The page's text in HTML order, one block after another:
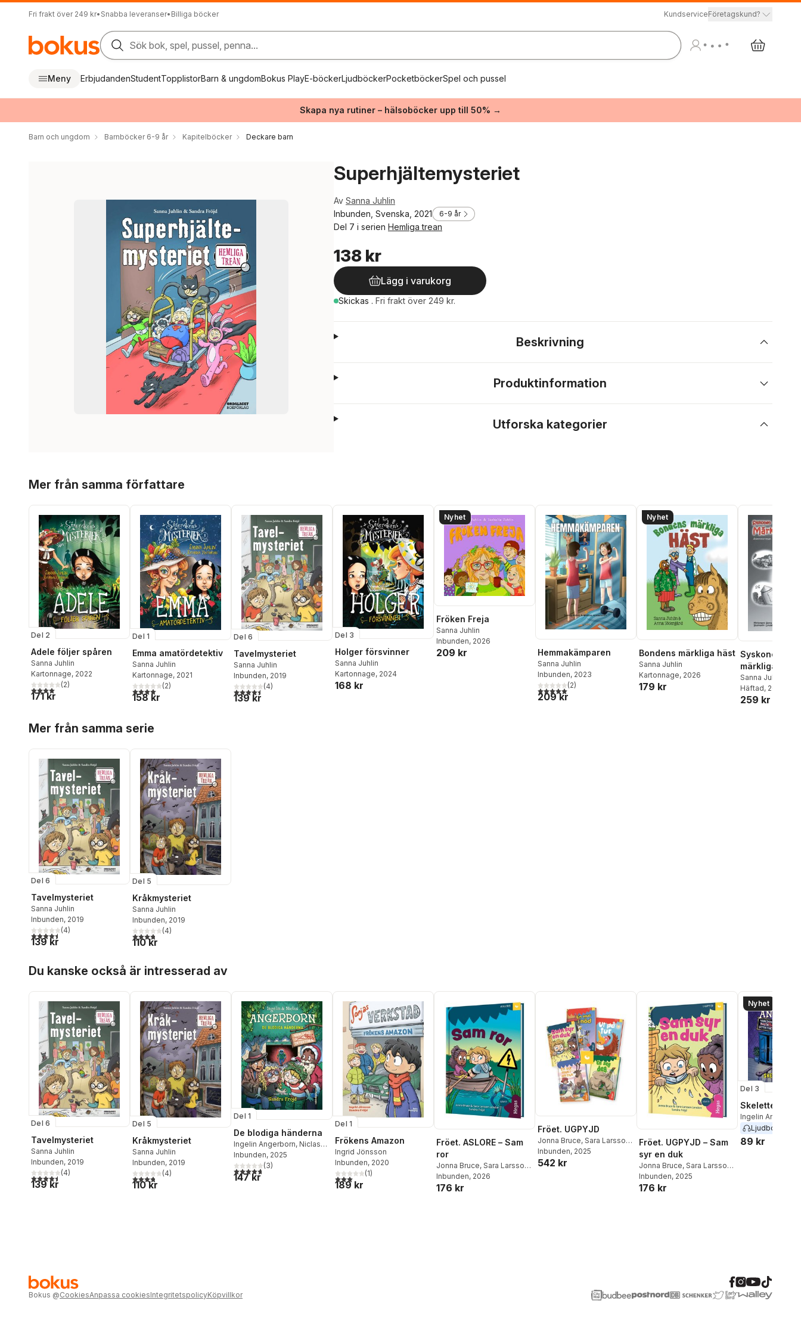
Fri frakt över 249 kr• Snabba leveranser• Billiga böcker KundserviceFöretagskund?
Sök bok, spel, pussel, penna...
Meny ErbjudandenStudentTopplistorBarn & ungdomBokus PlayE-böckerLjudböckerPocketböckerSpel och pussel
Skapa nya rutiner – hälsoböcker upp till 50% →
Barn och ungdom Barnböcker 6-9 år Kapitelböcker Deckare barn
Superhjältemysteriet
Av Sanna Juhlin
Inbunden, Svenska, 2021
6-9 år
Del 7 i serien Hemliga trean
138 kr
Lägg i varukorg
Skickas . Fri frakt över 249 kr.
Beskrivning
Produktinformation
Utforska kategorier
Mer från samma författare
Del 2
Adele följer spåren
Sanna Juhlin
Kartonnage, 2022
4,0utav 5 stjärnor. Totalt antal röster:
(2)
171 kr
Del 1
Emma amatördetektiv
Sanna Juhlin
Kartonnage, 2021
4,0utav 5 stjärnor. Totalt antal röster:
(2)
158 kr
Del 6
Tavelmysteriet
Sanna Juhlin
Inbunden, 2019
4,5utav 5 stjärnor. Totalt antal röster:
(4)
139 kr
Del 3
Holger försvinner
Sanna Juhlin
Kartonnage, 2024
168 kr
Nyhet
Fröken Freja
Sanna Juhlin
Inbunden, 2026
209 kr Hemmakämparen
Sanna Juhlin
Inbunden, 2023
5,0utav 5 stjärnor. Totalt antal röster:
(2)
209 kr
Nyhet
Bondens märkliga häst
Sanna Juhlin
Kartonnage, 2026
179 kr
Syskonen
märkliga
Sanna Juhlin
Häftad, 2012
259 kr
Mer från samma serie
Del 6
Tavelmysteriet
Sanna Juhlin
Inbunden, 2019
4,5utav 5 stjärnor. Totalt antal röster:
(4)
139 kr
Del 5
Kråkmysteriet
Sanna Juhlin
Inbunden, 2019
3,8utav 5 stjärnor. Totalt antal röster:
(4)
110 kr
Du kanske också är intresserad av
Del 6
Tavelmysteriet
Sanna Juhlin
Inbunden, 2019
4,5utav 5 stjärnor. Totalt antal röster:
(4)
139 kr
Del 5
Kråkmysteriet
Sanna Juhlin
Inbunden, 2019
3,8utav 5 stjärnor. Totalt antal röster:
(4)
110 kr
Del 1
De blodiga händerna
Ingelin Angerborn, Niclas
Angerborn
Inbunden, 2025
4,7utav 5 stjärnor. Totalt antal röster:
(3)
147 kr
Del 1
Frökens Amazon
Ingrid Jönsson
Inbunden, 2020
3,0utav 5 stjärnor. Totalt antal röster:
(1)
189 kr
Fröet. ASLORE – Sam
ror
Jonna Bruce, Sara Larsson
Lendon
Inbunden, 2026
176 kr
Fröet. UGPYJD
Jonna Bruce, Sara Larsson
Lendon
Inbunden, 2025
542 kr
Fröet. UGPYJD – Sam
syr en duk
Jonna Bruce, Sara Larsson
Lendon
Inbunden, 2025
176 kr
Nyhet
Del 3
Skelettet i
Ingelin
Angerborn
Ljudbok
89 kr
Bokus @CookiesAnpassa cookiesIntegritetspolicyKöpvillkor